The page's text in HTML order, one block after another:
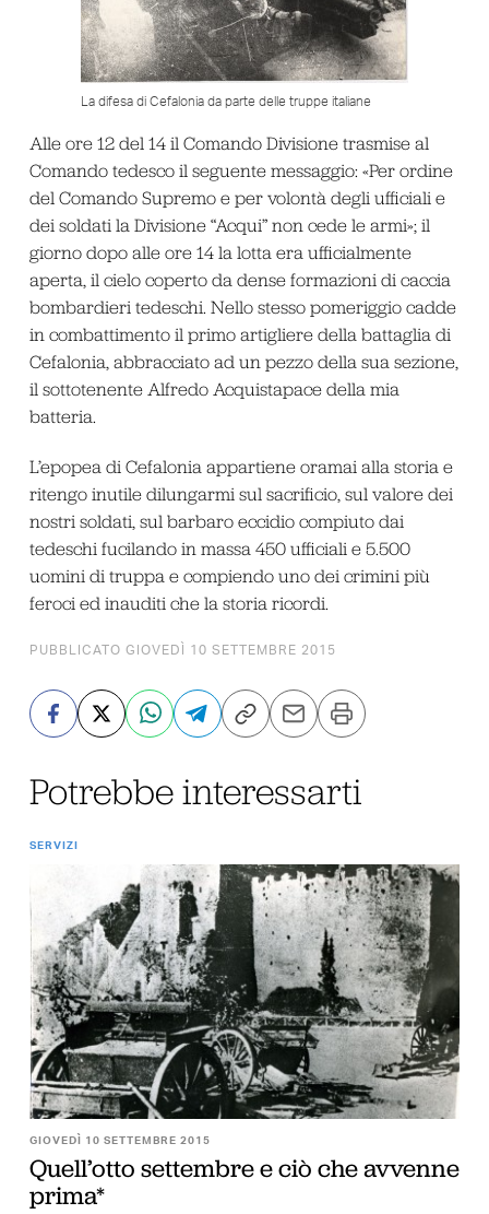
La difesa di Cefalonia da parte delle truppe italiane
Alle ore 12 del 14 il Comando Divisione trasmise al
Comando tedesco il seguente messaggio: «Per ordine
del Comando Supremo e per volontà degli ufficiali e
dei soldati la Divisione “Acqui” non cede le armi»; il
giorno dopo alle ore 14 la lotta era ufficialmente
aperta, il cielo coperto da dense formazioni di caccia
bombardieri tedeschi. Nello stesso pomeriggio cadde
in combattimento il primo artigliere della battaglia di
Cefalonia, abbracciato ad un pezzo della sua sezione,
il sottotenente Alfredo Acquistapace della mia
batteria.
L’epopea di Cefalonia appartiene oramai alla storia e
ritengo inutile dilungarmi sul sacrificio, sul valore dei
nostri soldati, sul barbaro eccidio compiuto dai
tedeschi fucilando in massa 450 ufficiali e 5.500
uomini di truppa e compiendo uno dei crimini più
feroci ed inauditi che la storia ricordi.
PUBBLICATO GIOVEDÌ 10 SETTEMBRE 2015
Potrebbe interessarti
SERVIZI
GIOVEDÌ 10 SETTEMBRE 2015
Quell’otto settembre e ciò che avvenne
prima*